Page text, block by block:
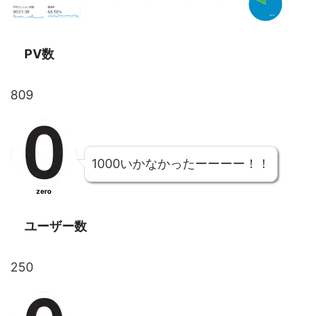
PV数
809
zero
1000いかなかったーーーー！！
ユーザー数
250